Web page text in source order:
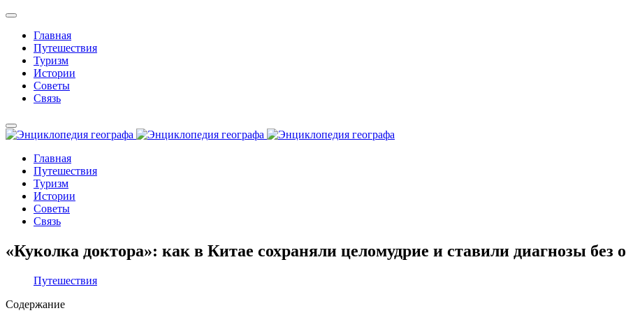
Главная
Путешествия
Туризм
Истории
Советы
Связь
Главная
Путешествия
Туризм
Истории
Советы
Связь
«Куколка доктора»: как в Китае сохраняли целомудрие и ставили диагнозы без
Путешествия
Содержание